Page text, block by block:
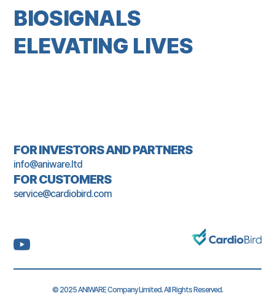
BIOSIGNALS
ELEVATING LIVES
FOR INVESTORS AND PARTNERS
info@aniware.ltd
FOR CUSTOMERS
service@cardiobird.com
© 2025 ANIWARE Company Limited. All Rights Reserved.